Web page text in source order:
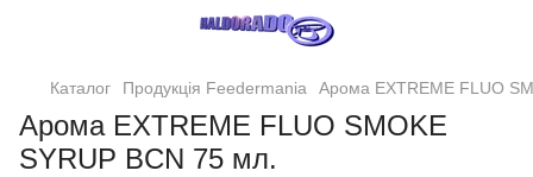
Каталог Продукція Feedermania Арома EXTREME FLUO
Арома EXTREME FLUO SMOKE
SYRUP BCN 75 мл.